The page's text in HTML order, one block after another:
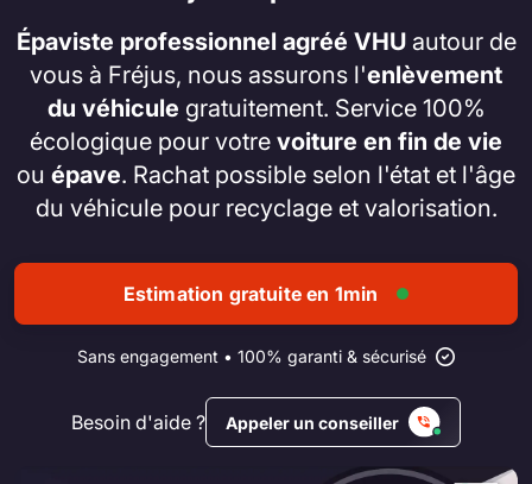
Épaviste professionnel agréé VHUautour de
vous à Fréjus, nous assurons l'enlèvement
du véhicule gratuitement. Service 100%
écologique pour votre voiture en fin de vie
ou épave. Rachat possible selon l'état et l'âge
du véhicule pour recyclage et valorisation.
Estimation gratuite en 1min
Sans engagement • 100% garanti & sécurisé
Besoin d'aide ? Appeler un conseiller